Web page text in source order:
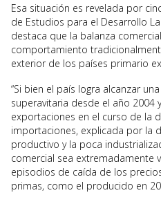
Esa situación es revelada por
de Estudios para el Desarrollo
destaca que la balanza
comportamiento
exterior de los países primario
“Si bien el país logra alcanzar
superavitaria desde el año 2004
exportaciones en el curso de la
importaciones, explicada por la
productivo y la poca
comercial sea extremadamente
episodios de caída de los
primas, como el producido en